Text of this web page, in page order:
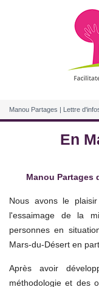
Manou Partages | Lettre
En
Manou Partages
Nous avons le
l'essaimage de la
personnes en
Mars-du-Désert en
Après avoir
méthodologie et des